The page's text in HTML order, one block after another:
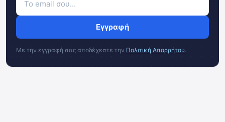
Εγγραφή
Με την εγγραφή σας αποδέχεστε την Πολιτική Απορρήτου.